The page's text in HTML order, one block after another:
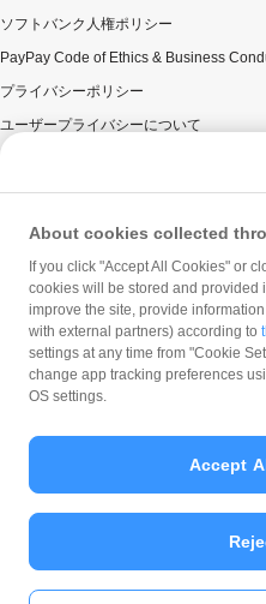
ソフトバンク人権ポリシー
PayPay Code of Ethics & Business
プライバシーポリシー
ユーザープライバシーについて
ウェブサイト利用規約
反社会的勢力に対する方針
勧誘方針
マネロン等基本方針
カスタマーハラスメントに関する当社の
© PayPay
About cookies collected
If you click "Accept All Cookies" or
cookies will be stored and provided
improve the site, provide
with external partners) according to
settings at any time from "Cookie
change app tracking preferences
OS settings.
Accept